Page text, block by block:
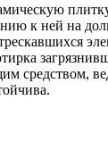
к ней на
средством,